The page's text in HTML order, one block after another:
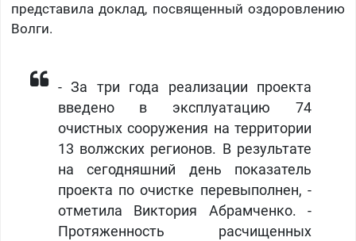
представила доклад, посвященный оздоровлению
Волги.
- За три года реализации проекта
введено в эксплуатацию 74
очистных сооружения на территории
13 волжских регионов. В результате
на сегодняшний день показатель
проекта по очистке перевыполнен, -
отметила Виктория Абрамченко. -
Протяженность расчищенных